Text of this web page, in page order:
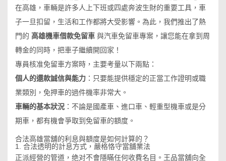
在高雄，車輛是許多人上下班或四處奔波生財的重要工具，車
子一旦扣留，生活和工作都將大受影響。為此，我們推出了熱
門的 高雄機車借款免留車 與汽車免留車專案，讓您能在拿到周
轉金的同時，把車子繼續開回家！
專員核准免留車方案時，主要考量以下兩點：
個人的還款誠信與能力 ：只要能提供穩定的正當工作證明或職
業類別，免押車的過件機率非常大。
車輛的基本狀況 ：不論是國產車、進口車、輕重型機車或是分
期車，都有機會爭取到免留車的額度。
合法高雄當舖的利息與額度是如何計算的？
1. 合法透明的計息方式，嚴格恪守當舖業法
正派經營的管道，绝对不會隱瞞任何收費名目。王品當舖向全